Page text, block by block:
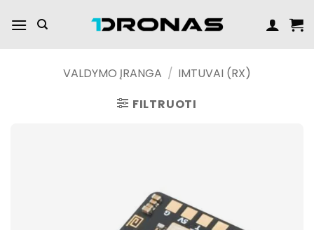
turinį
VALDYMO ĮRANGA / IMTUVAI (RX)
FILTRUOTI